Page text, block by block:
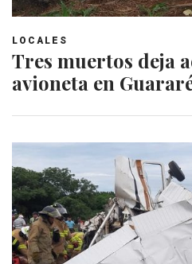
LOCALES
Tres muertos deja
avioneta en